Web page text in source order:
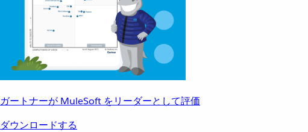
ガートナーが MuleSoft をリーダーとして評価
ダウンロードする